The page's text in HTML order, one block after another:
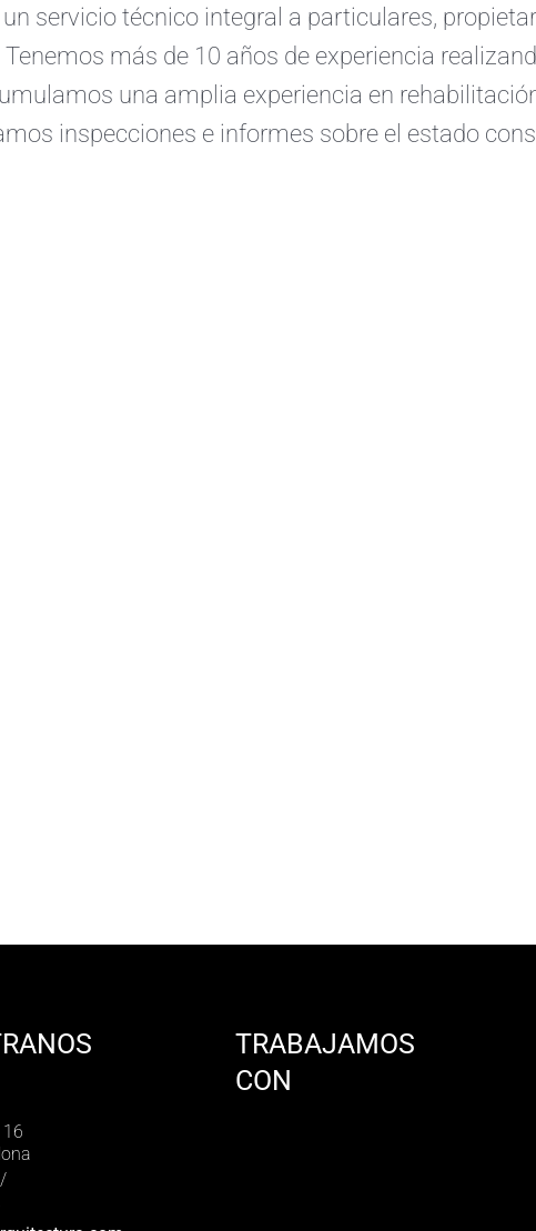
servicio técnico integral a particulares,
más de 10 años de experiencia
una amplia experiencia en
inspecciones e informes sobre el estado
16
/
TRABAJAMOS
CON